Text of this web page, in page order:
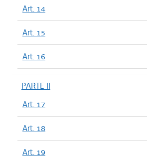
Art. 14
Art. 15
Art. 16
PARTE II
Art. 17
Art. 18
Art. 19